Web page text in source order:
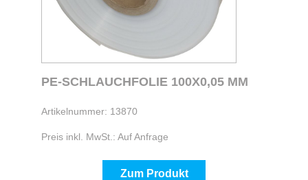
PE-SCHLAUCHFOLIE 100X0,05 MM
Artikelnummer: 13870
Preis inkl. MwSt.: Auf Anfrage
Zum Produkt